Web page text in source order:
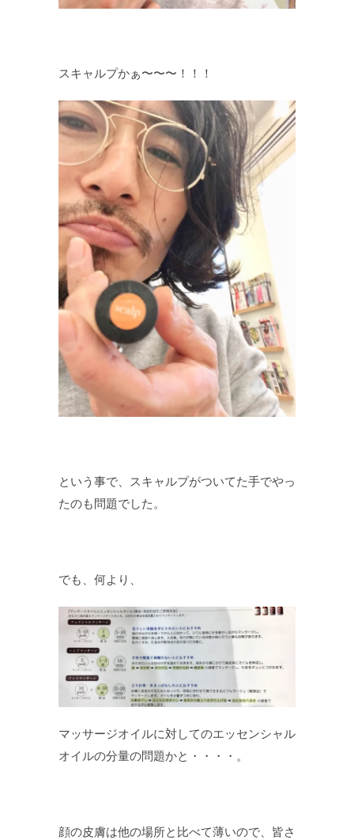
スキャルプかぁ〜〜〜！！！
という事で、スキャルプがついてた手でやっ
たのも問題でした。
でも、何より、
マッサージオイルに対してのエッセンシャル
オイルの分量の問題かと・・・・。
顔の皮膚は他の場所と比べて薄いので、皆さ